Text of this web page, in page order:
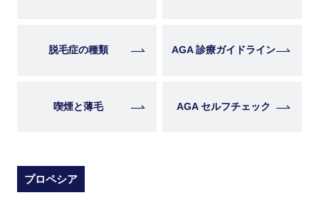
脱毛症の種類 AGA 診療ガイドライン
喫煙と薄毛 AGA セルフチェック
プロペシア